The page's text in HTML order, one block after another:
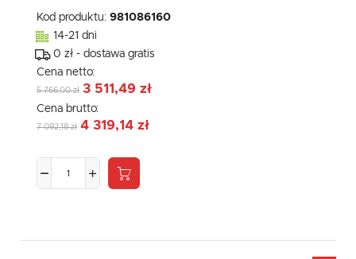
Kod produktu: 981086160
14-21 dni
0 zł - dostawa gratis
Cena netto:
5 766,00 zł 3 511,49 zł
Cena brutto:
7 092,18 zł 4 319,14 zł